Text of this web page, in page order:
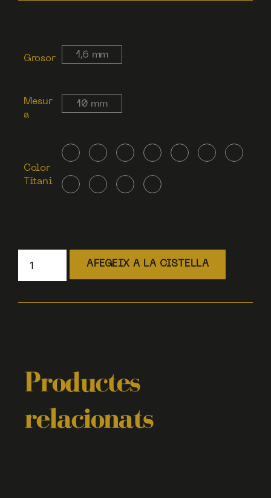
Grosor 1,6 mm
Mesur
a
10 mm
Color
Titani
AFEGEIX A LA CISTELLA
Productes
relacionats